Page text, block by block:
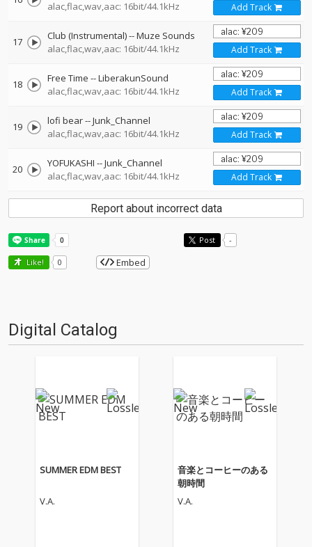
alac,flac,wav,aac: 16bit/44.1kHz Add Track
17 Club (Instrumental)--Muze Sounds
alac,flac,wav,aac: 16bit/44.1kHz
Add Track
18 Free Time --LiberakunSound
alac,flac,wav,aac: 16bit/44.1kHz
Add Track
19 lofi bear--Junk_Channel
alac,flac,wav,aac: 16bit/44.1kHz
Add Track
20 YOFUKASHI --Junk_Channel
alac,flac,wav,aac: 16bit/44.1kHz
Add Track
Report about incorrect data
Post -
Like! 0 Embed
Digital Catalog
SUMMER EDM BEST
V.A.
音楽とコーヒーのある
朝時間
V.A.